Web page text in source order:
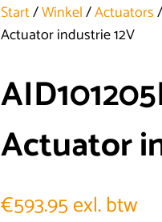
Start/Winkel/Actuators/
Actuator industrie 12V
Actuator
€593.95exl. btw